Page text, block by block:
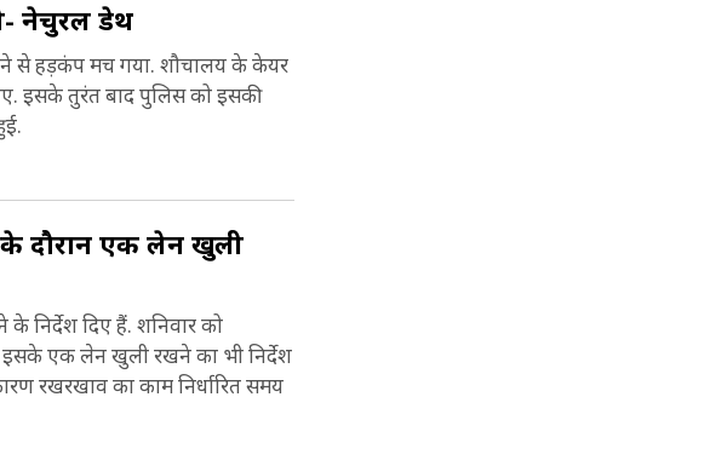
नेचुरल डेथ
से हड़कंप मच गया. शौचालय के केयर
इसके तुरंत बाद पुलिस को इसकी
के दौरान एक लेन खुली
निर्देश दिए हैं. शनिवार को
इसके एक लेन खुली रखने का भी निर्देश
रखरखाव का काम निर्धारित समय